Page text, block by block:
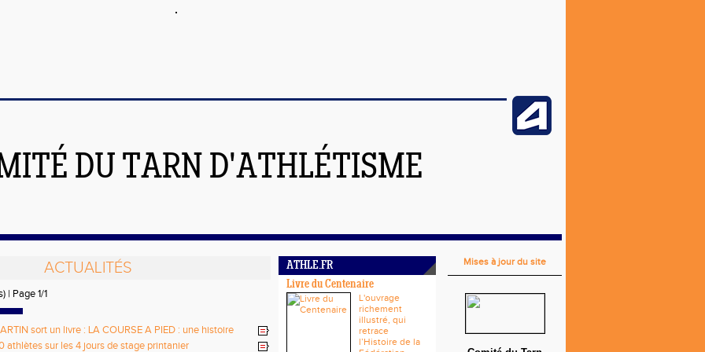
DU TARN D'ATHLÉTISME
ACTUALITÉS
| Page 1/1
sort un livre : LA COURSE A PIED : une histoire
le Monde
athlètes sur les 4 jours de stage printanier
ATHLE.FR
Livre du Centenaire
L'ouvrage
richement
illustré, qui
retrace
l’Histoire de la
Mises à jour du site